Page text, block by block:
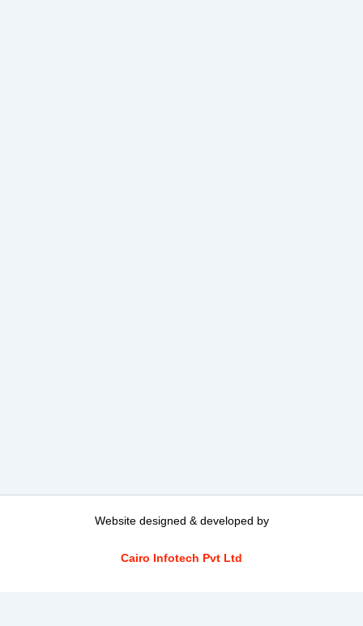
Website designed & developed by
Cairo Infotech Pvt Ltd